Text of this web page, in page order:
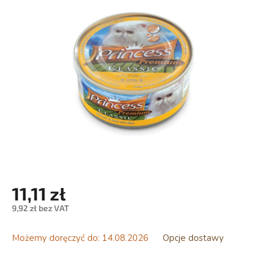
11,11 zł
9,92 zł bez VAT
jednostkowa:
Możemy doręczyć do: 14.08.2026 Opcje dostawy